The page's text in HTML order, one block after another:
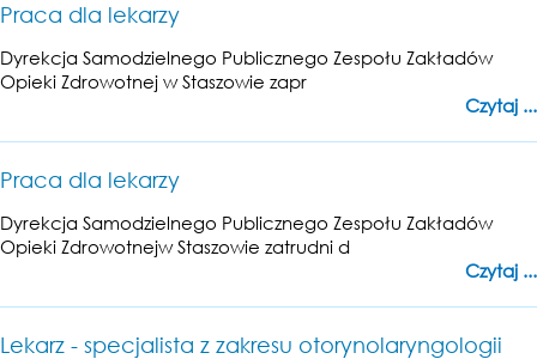
Praca dla lekarzy
Dyrekcja Samodzielnego Publicznego Zespołu Zakładów
Opieki Zdrowotnej w Staszowie zapr
Czytaj ...
Praca dla lekarzy
Dyrekcja Samodzielnego Publicznego Zespołu Zakładów
Opieki Zdrowotnejw Staszowie zatrudni d
Czytaj ...
Lekarz - specjalista z zakresu otorynolaryngologii